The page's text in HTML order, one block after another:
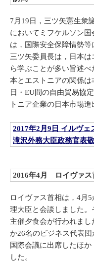
7月19日，三ツ矢憲生衆
においてミフケルソン
は，国際安全保障情勢等
三ツ矢委員長は，日本
ら学ぶことが多い旨述
本とエストニアの関係
日・EU間の自由貿易協
トニア企業の日本市場
2017年2月9日 イルヴ
滝沢外務大臣政務官表敬
2016年4月 ロイヴァス
ロイヴァス首相は，4月
理大臣と会談しました
主催夕食会が行われま
か26名のビジネス代表
国際会議に出席したほ
した。